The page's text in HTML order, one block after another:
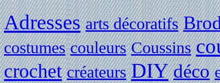
Adresses arts décoratifs
costumes couleurs Coussins
crochet créateurs DIY déco